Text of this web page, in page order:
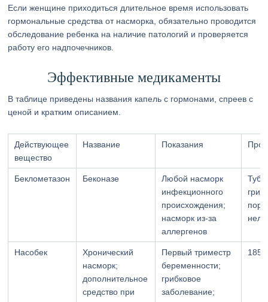
Если женщине приходиться длительное время использовать
гормональные средства от насморка, обязательно проводится
обследование ребенка на наличие патологий и проверяется
работу его надпочечников.
Эффективные медикаменты
В таблице приведены названия капель с гормонами, спреев с
ценой и кратким описанием.
Действующее
вещество
Название Показания
Беклометазон Беконазе
Любой насморк
инфекционного
происхождения;
насморк из-за
аллергенов
Насобек
Хронический
насморк;
дополнительное
средство при
Первый триместр
беременности;
грибковое
заболевание;
185